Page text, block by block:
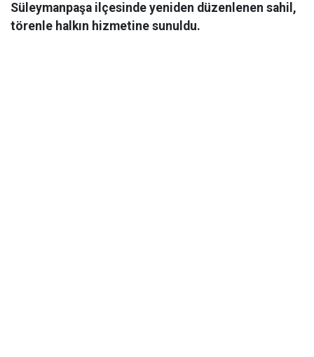
Süleymanpaşa ilçesinde yeniden düzenlenen sahil,
törenle halkın hizmetine sunuldu.